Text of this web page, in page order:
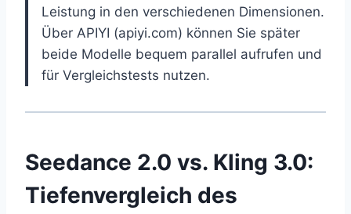
Leistung in den verschiedenen Dimensionen.
Über APIYI (apiyi.com) können Sie später
beide Modelle bequem parallel aufrufen und
für Vergleichstests nutzen.
Seedance 2.0 vs. Kling 3.0:
Tiefenvergleich des